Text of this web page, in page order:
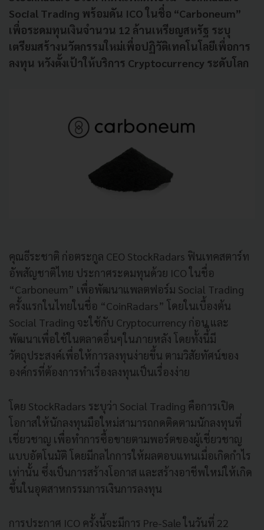
Social Trading พร้อมดัน ICO ในชื่อ “Carboneum”
เพื่อระดมทุนเงินจำนวน 12 ล้านเหรียญสหรัฐ ระบุ
เตรียมสร้างนวัตกรรมใหม่เพื่อปฏิวัติเทคโนโลยีเพื่อการ
ลงทุน หวังตั้งเป้าให้บริการ Cryptocurrency ระดับโลก
คุณธีระชาติ ก่อตระกูล CEO StockRadars ฟินเทคสตาร์ท
อัพสัญชาติไทย ประกาศระดมทุนด้วย ICO ในชื่อ
“Carboneum” เพื่อพัฒนาแพลตฟอร์ม Social Trading
ครั้งแรกในไทยในชื่อ “CoinRadars” โดยในเบื้องต้น
Social Trading จะใช้กับ Cryptocurrency ก่อน และ
พัฒนาเพื่อใช้ในตลาดอื่นๆในภายหลัง โดยทั้งนี้ีมี
วัตถุประสงค์เพื่อให้การลงทุนง่ายขึ้น ตามวิสัยทัศน์ของ
องค์กรที่ต้องการทำเรื่องลงทุนเป็นเรื่องง่าย
โดย StockRadars ระบุว่า Social Trading คือการเปิด
โอกาสให้นักลงทุนมือใหม่สามารถกดติดตามนักลงทุนที่
เชี่ยวชาญ เพื่อทำการซื้อขายตามพอร์ตของผู้เชี่ยวชาญ
แบบอัตโนมัติ โดยมีกลไกการให้ผลตอบแทนเมื่อเกิดกำไร
เท่านั้น ซึ่งเป็นการสร้างโอกาส และสร้างอาชีพใหม่ให้เกิด
ขึ้นในอุตสาหกรรมการเงินการลงทุน
การประกาศ​ ICO ครั้งนี้จะมีการ Pre-Sale ในวันที่ 22